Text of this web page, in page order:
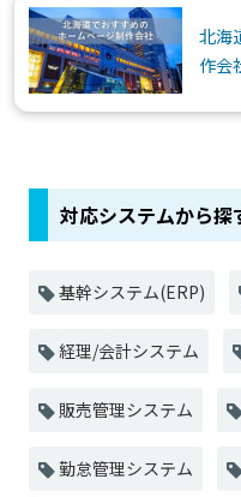
北海
作会
対応システムから探
基幹システム(ERP)
経理/会計システム
販売管理システム
勤怠管理システム